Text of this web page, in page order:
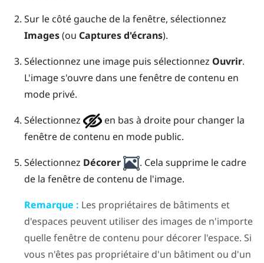
Sur le côté gauche de la fenêtre, sélectionnez
Images(ou Captures d'écrans).
Sélectionnez une image puis sélectionnez Ouvrir.
L'image s'ouvre dans une fenêtre de contenu en
mode privé.
Sélectionnez
en bas à droite pour changer la
fenêtre de contenu en mode public.
Sélectionnez Décorer . Cela supprime le cadre
de la fenêtre de contenu de l'image.
Remarque : Les propriétaires de bâtiments et
d'espaces peuvent utiliser des images de n'importe
quelle fenêtre de contenu pour décorer l'espace. Si
vous n'êtes pas propriétaire d'un bâtiment ou d'un